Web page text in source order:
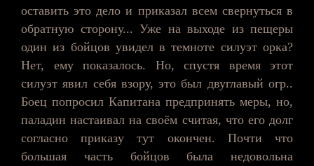
оставить это дело и приказал всем свернуться в
обратную сторону... Уже на выходе из пещеры
один из бойцов увидел в темноте силуэт орка?
Нет, ему показалось. Но, спустя время этот
силуэт явил себя взору, это был двуглавый огр..
Боец попросил Капитана предпринять меры, но,
паладин настаивал на своём считая, что его долг
согласно приказу тут окончен. Почти что
большая часть бойцов была недовольна